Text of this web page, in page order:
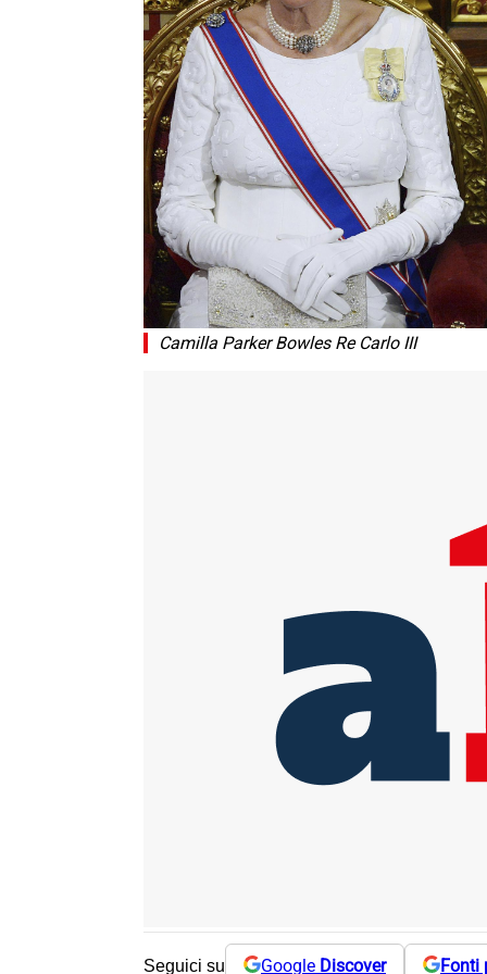
Camilla Parker Bowles Re Carlo III
Seguici su Google Discover Fonti